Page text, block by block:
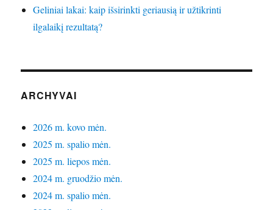
Geliniai lakai: kaip išsirinkti geriausią ir užtikrinti
ilgalaikį rezultatą?
ARCHYVAI
2026 m. kovo mėn.
2025 m. spalio mėn.
2025 m. liepos mėn.
2024 m. gruodžio mėn.
2024 m. spalio mėn.